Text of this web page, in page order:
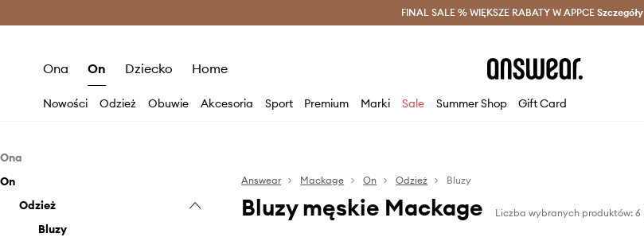
Oszczędzaj z Answear Club > Dostawa nawet w 24h >
FINAL SALE % WIĘKSZE RABATY W APPCE Szczegóły
Ona On Dziecko Home
Nowości Odzież Obuwie Akcesoria Sport Premium Marki Sale Summer Shop Gift Card
Ona
Bluzy
Kurtki
Akcesoria
Czapki i kapelusze
On
Odzież
Bluzy
Answear Mackage On Odzież Bluzy
Bluzy męskie Mackage Liczba wybranych produktów: 6